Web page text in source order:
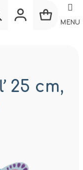
MENU
25 cm,